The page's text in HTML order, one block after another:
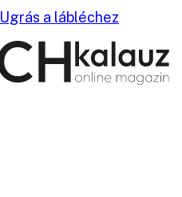
Ugrás a lábléchez